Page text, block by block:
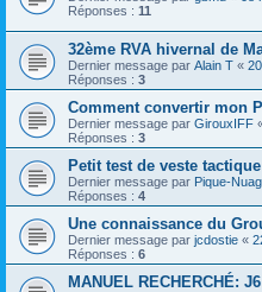
Réponses : 11
32ème RVA hivernal de
Dernier message par Alain T «
Réponses : 3
Comment convertir mon
Dernier message par GirouxIFF
Réponses : 3
Petit test de veste
Dernier message par Pique-
Réponses : 4
Une connaissance du
Dernier message par jcdostie «
Réponses : 6
MANUEL RECHERCHÉ: